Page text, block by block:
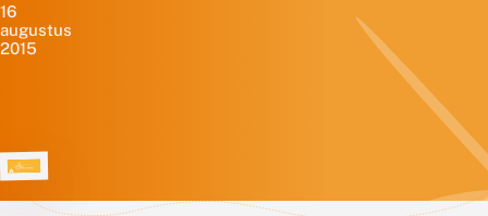
16
augustus
2015